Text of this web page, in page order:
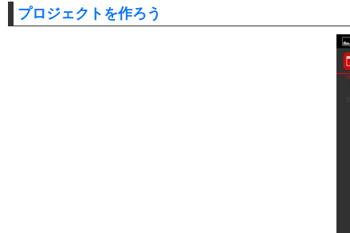
プロジェクトを作ろう